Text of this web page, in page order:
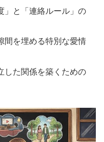
」と「連絡ルール」の
間を埋める特別な愛情
した関係を築くための